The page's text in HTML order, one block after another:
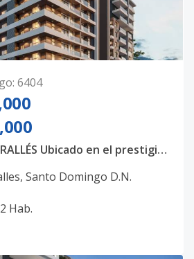
: 6404
PRIMIS DÚO – SERRALLÉS Ubicado en el prestigioso sector Ensanche Serrallés, en Santo Domingo, PRIMIS DÚO
, Santo Domingo D.N.
2 Hab.